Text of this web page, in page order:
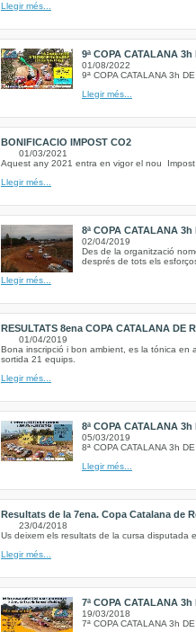
Llegir més...
9ª COPA CATALANA
01/08/2022
9ª COPA CATALANA 3h
Llegir més...
BONIFICACIO IMPOST CO2
01/03/2021
Aquest any 2021 entra en vigor el nou
Llegir més...
8ª COPA CATALANA
02/04/2019
Des de la organització
després de tots els
Llegir més...
RESULTATS 8ena COPA CATALANA DE
01/04/2019
Bona inscripció i bon ambient, es la tónica en
sortida 21 equips.
Llegir més...
8ª COPA CATALANA
05/03/2019
8ª COPA CATALANA 3h
Llegir més...
Resultats de la 7ena. Copa Catalana de
23/04/2018
Us deixem els resultats de la cursa disputada
Llegir més...
7ª COPA CATALANA
19/03/2018
7ª COPA CATALANA 3h